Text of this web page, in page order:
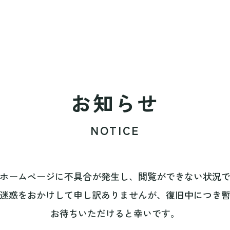
お知らせ
NOTICE
ームページに不具合が発生し、閲覧ができない状況で
惑をおかけして申し訳ありませんが、復旧中につき
お待ちいただけると幸いです。